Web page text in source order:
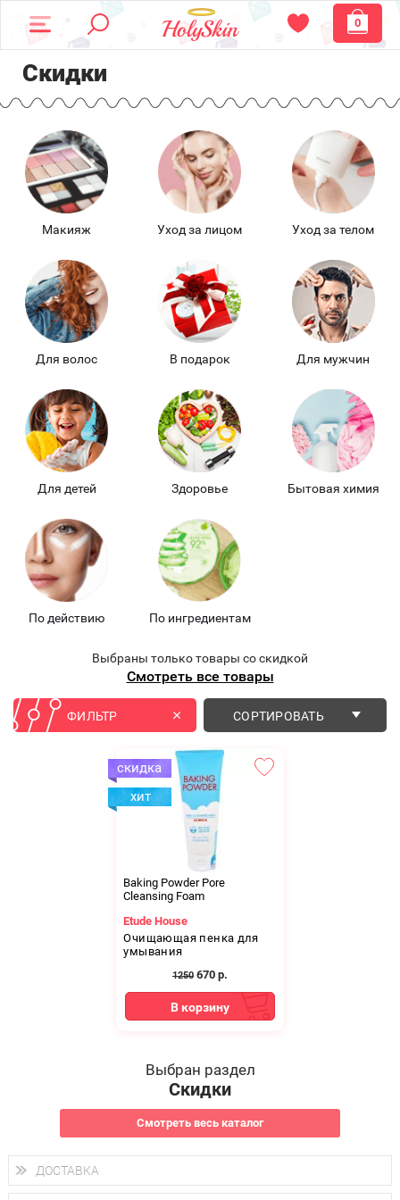
0
Скидки
Макияж Уход за лицом Уход за телом
Для волос В подарок Для мужчин
Для детей Здоровье Бытовая химия
По действию По ингредиентам
Выбраны только товары со скидкой
Смотреть все товары
ФИЛЬТР СОРТИРОВАТЬ
Baking Powder Pore
Cleansing Foam
Etude House
Очищающая пенка для
умывания
1250 670 р.
В корзину
Выбран раздел
Скидки
Смотреть весь каталог
ДОСТАВКА
Доставка осуществляетсяпо всем городам России.